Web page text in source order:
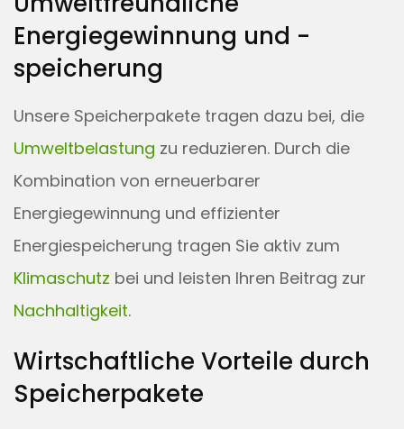
Energiegewinnung und -
speicherung
Unsere Speicherpakete tragen dazu bei, die
Umweltbelastung zu reduzieren. Durch die
Kombination von erneuerbarer
Energiegewinnung und effizienter
Energiespeicherung tragen Sie aktiv zum
Klimaschutz bei und leisten Ihren Beitrag zur
Nachhaltigkeit.
Wirtschaftliche Vorteile durch
Speicherpakete